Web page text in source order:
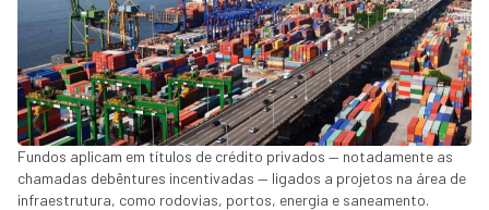
Fundos aplicam em títulos de crédito privados — notadamente as
chamadas debêntures incentivadas — ligados a projetos na área de
infraestrutura, como rodovias, portos, energia e saneamento.